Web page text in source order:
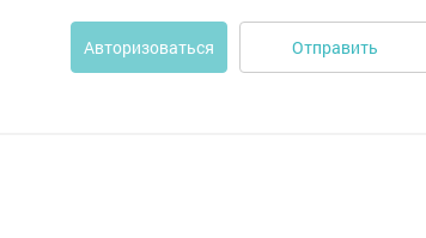
Авторизоваться Отправить